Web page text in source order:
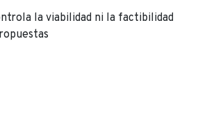
la viabilidad ni la factibilidad